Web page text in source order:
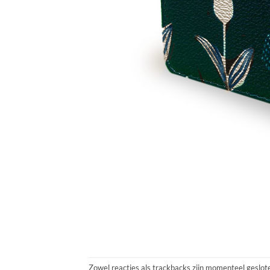
Zowel reacties als trackbacks zijn momenteel